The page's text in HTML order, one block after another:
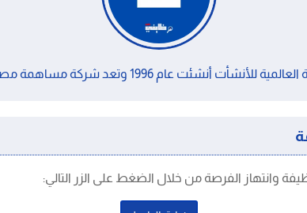
للأنشأت أنشئت عام 1996 وتعد شركة مساهمة مصرية.
وانتهاز الفرصة من خلال الضغط على الزر التالي: